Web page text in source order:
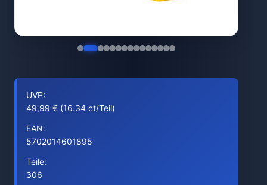
UVP:
49,99 € (16.34 ct/Teil)
EAN:
5702014601895
Teile:
306